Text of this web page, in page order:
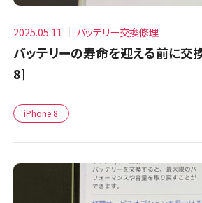
2025.05.11 バッテリー交換修理
バッテリーの寿命を迎える前に交
8]
iPhone 8